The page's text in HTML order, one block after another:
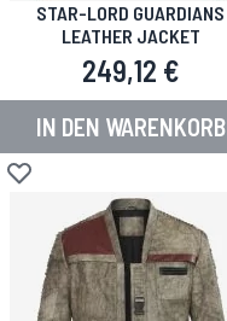
STAR-LORD GUARDIANS
LEATHER JACKET
249,12 €
IN DEN WARENKORB
Zur Wunschliste hinzufügen